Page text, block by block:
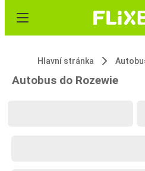
Hlavní stránka
Autobus do Rozewie